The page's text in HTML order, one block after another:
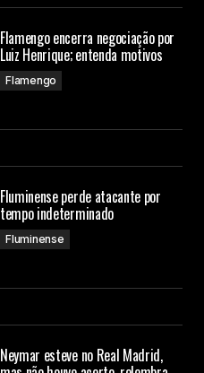
Flamengo encerra negociação por
Luiz Henrique; entenda motivos
Flamengo
Fluminense perde atacante por
tempo indeterminado
Fluminense
Neymar esteve no Real Madrid,